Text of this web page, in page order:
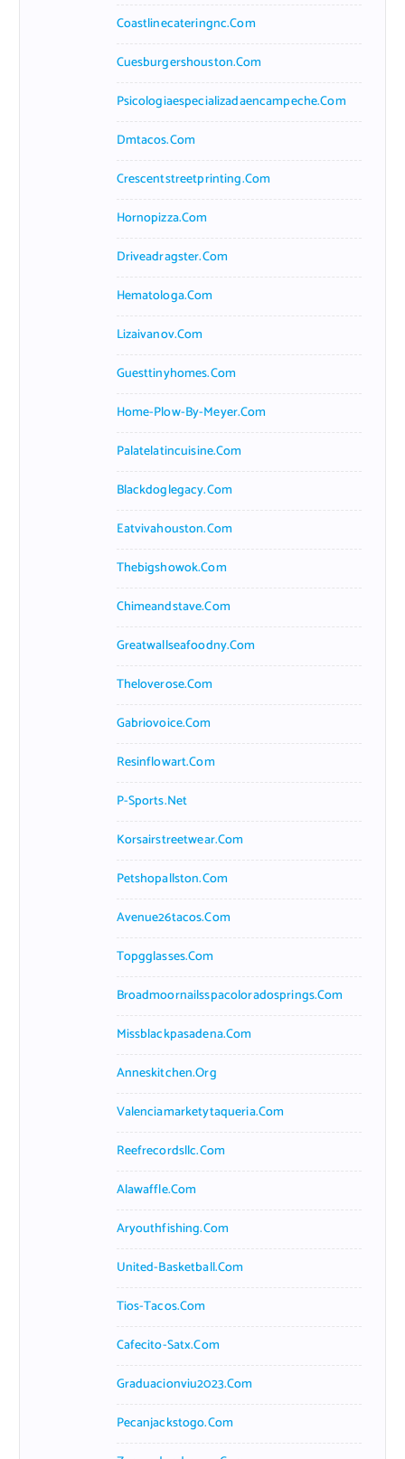
Coastlinecateringnc.com
Cuesburgershouston.com
Psicologiaespecializadaencampeche.com
Dmtacos.com
Crescentstreetprinting.com
Hornopizza.com
Driveadragster.com
Hematologa.com
Lizaivanov.com
Guesttinyhomes.com
Home-Plow-By-Meyer.com
Palatelatincuisine.com
Blackdoglegacy.com
Eatvivahouston.com
Thebigshowok.com
Chimeandstave.com
Greatwallseafoodny.com
Theloverose.com
Gabriovoice.com
Resinflowart.com
P-Sports.net
Korsairstreetwear.com
Petshopallston.com
Avenue26tacos.com
Topgglasses.com
Broadmoornailsspacoloradosprings.com
Missblackpasadena.com
Anneskitchen.org
Valenciamarketytaqueria.com
Reefrecordsllc.com
Alawaffle.com
Aryouthfishing.com
United-Basketball.com
Tios-Tacos.com
Cafecito-Satx.com
Graduacionviu2023.com
Pecanjackstogo.com